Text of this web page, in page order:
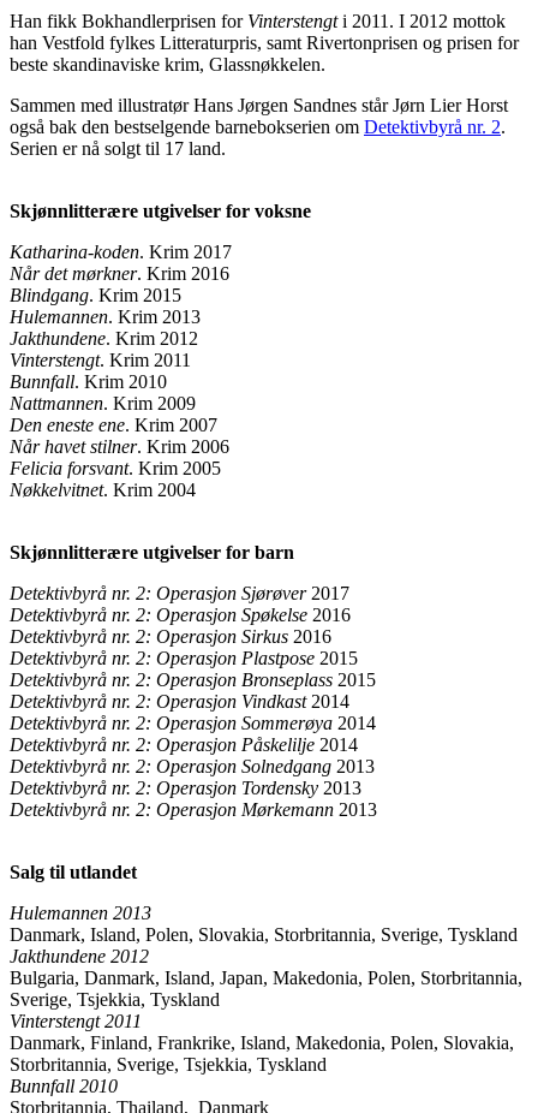
Han fikk Bokhandlerprisen for Vinterstengti 2011. I 2012 mottok
han Vestfold fylkes Litteraturpris, samt Rivertonprisen og prisen for
beste skandinaviske krim, Glassnøkkelen.
Sammen med illustratør Hans Jørgen Sandnes står Jørn Lier Horst
også bak den bestselgende barnebokserien om Detektivbyrå nr. 2.
Serien er nå solgt til 17 land.
Skjønnlitterære utgivelser for voksne
Katharina-koden. Krim 2017
Når det mørkner. Krim 2016
Blindgang. Krim 2015
Hulemannen. Krim 2013
Jakthundene. Krim 2012
Vinterstengt. Krim 2011
Bunnfall. Krim 2010
Nattmannen. Krim 2009
Den eneste ene. Krim 2007
Når havet stilner. Krim 2006
Felicia forsvant. Krim 2005
Nøkkelvitnet. Krim 2004
Skjønnlitterære utgivelser for barn
Detektivbyrå nr. 2: Operasjon Sjørøver2017
Detektivbyrå nr. 2: Operasjon Spøkelse 2016
Detektivbyrå nr. 2: Operasjon Sirkus 2016
Detektivbyrå nr. 2: Operasjon Plastpose 2015
Detektivbyrå nr. 2: Operasjon Bronseplass 2015
Detektivbyrå nr. 2: Operasjon Vindkast 2014
Detektivbyrå nr. 2: Operasjon Sommerøya 2014
Detektivbyrå nr. 2: Operasjon Påskelilje 2014
Detektivbyrå nr. 2: Operasjon Solnedgang 2013
Detektivbyrå nr. 2: Operasjon Tordensky 2013
Detektivbyrå nr. 2: Operasjon Mørkemann 2013
Salg til utlandet
Hulemannen 2013
Danmark, Island, Polen, Slovakia, Storbritannia, Sverige, Tyskland
Jakthundene 2012
Bulgaria, Danmark, Island, Japan, Makedonia, Polen, Storbritannia,
Sverige, Tsjekkia, Tyskland
Vinterstengt2011
Danmark, Finland, Frankrike, Island, Makedonia, Polen, Slovakia,
Storbritannia, Sverige, Tsjekkia, Tyskland
Bunnfall 2010
Storbritannia, Thailand, Danmark